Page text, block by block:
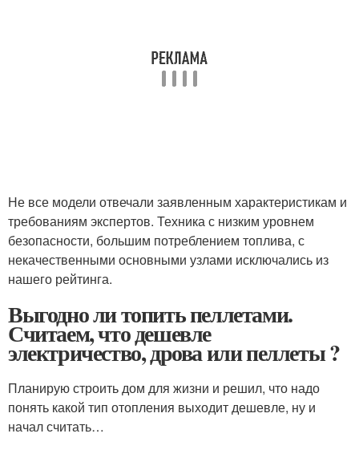
Не все модели отвечали заявленным характеристикам и
требованиям экспертов. Техника с низким уровнем
безопасности, большим потреблением топлива, с
некачественными основными узлами исключались из
нашего рейтинга.
Выгодно ли топить пеллетами.
Считаем, что дешевле
электричество, дрова или пеллеты ?
Планирую строить дом для жизни и решил, что надо
понять какой тип отопления выходит дешевле, ну и
начал считать…